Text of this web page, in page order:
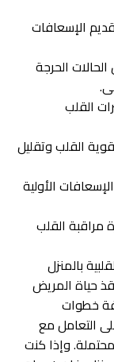
الإسعافات
الحالات الحرجة
القلب
القلب وتقليل
الأولية
مراقبة القلب
بالمنزل
حياة المريض
خطوات
التعامل مع
وإذا كنت